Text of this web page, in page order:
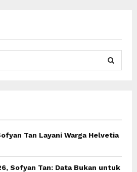
Tan Layani Warga Helvetia
Sofyan Tan: Data Bukan untuk